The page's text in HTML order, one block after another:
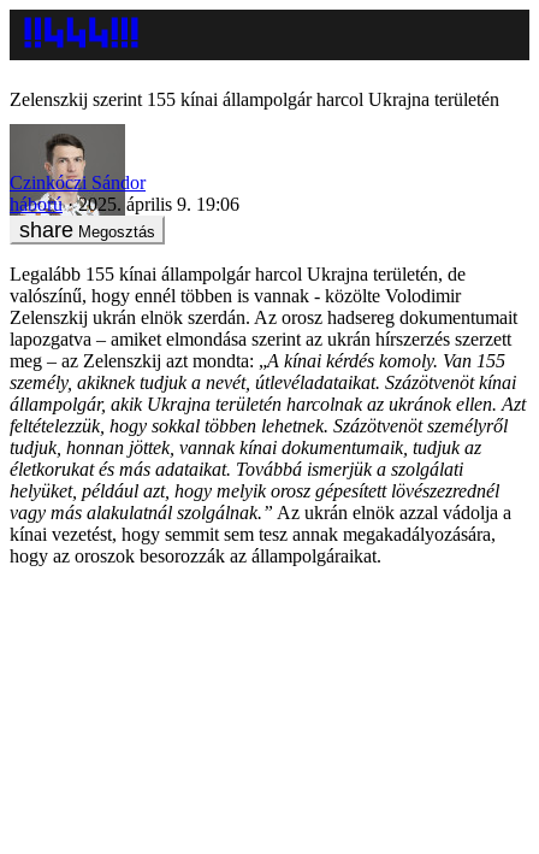
Zelenszkij szerint 155 kínai állampolgár harcol Ukrajna területén
Czinkóczi Sándor
háború
2025. április 9. 19:06
Megosztás
Legalább 155 kínai állampolgár harcol Ukrajna területén, de
valószínű, hogy ennél többen is vannak - közölte Volodimir
Zelenszkij ukrán elnök szerdán. Az orosz hadsereg dokumentumait
lapozgatva – amiket elmondása szerint az ukrán hírszerzés szerzett
meg – az Zelenszkij azt mondta: „A kínai kérdés komoly. Van 155
személy, akiknek tudjuk a nevét, útlevéladataikat. Százötvenöt kínai
állampolgár, akik Ukrajna területén harcolnak az ukránok ellen. Azt
feltételezzük, hogy sokkal többen lehetnek. Százötvenöt személyről
tudjuk, honnan jöttek, vannak kínai dokumentumaik, tudjuk az
életkorukat és más adataikat. Továbbá ismerjük a szolgálati
helyüket, például azt, hogy melyik orosz gépesített lövészezrednél
vagy más alakulatnál szolgálnak.” Az ukrán elnök azzal vádolja a
kínai vezetést, hogy semmit sem tesz annak megakadályozására,
hogy az oroszok besorozzák az állampolgáraikat.